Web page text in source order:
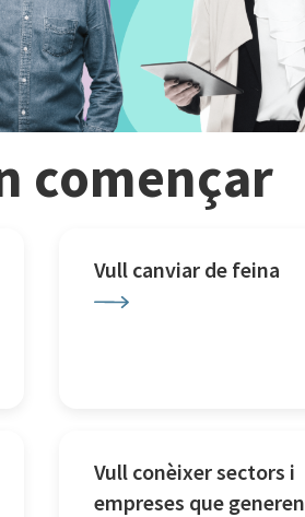
començar
Vull canviar de feina
Vull conèixer sectors i
empreses que generen